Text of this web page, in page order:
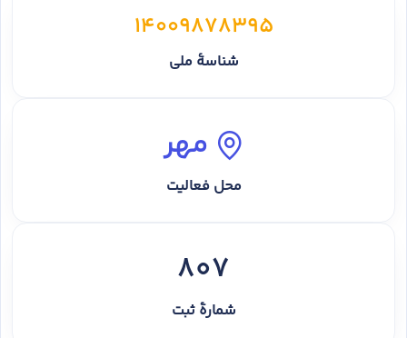
14009878395
شناسهٔ ملی
مهر
محل فعالیت
807
شمارهٔ ثبت